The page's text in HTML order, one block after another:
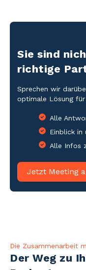
Sie sind
richtige
Sprechen wir
optimale Lösung für
Alle
Einblick in
Alle Infos
Jetzt Meeting
Die Zusammenarbeit
Der Weg zu